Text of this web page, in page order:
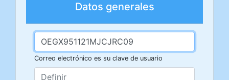
Datos generales
Correo electrónico es su clave de usuario